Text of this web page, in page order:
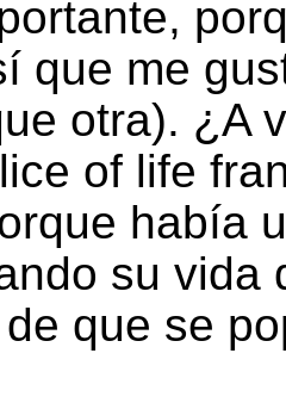
que me
otra). ¿A
of life
había
su vida
que se